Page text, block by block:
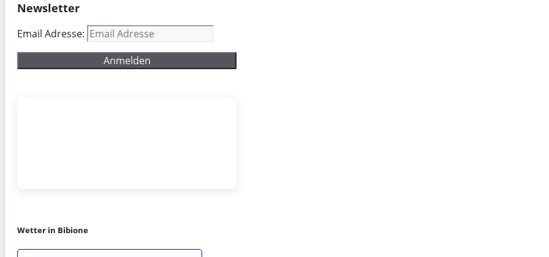
Newsletter
Email Adresse:
Wetter in Bibione